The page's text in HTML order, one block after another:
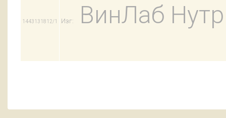
1443131812/1 Изг: ВинЛаб